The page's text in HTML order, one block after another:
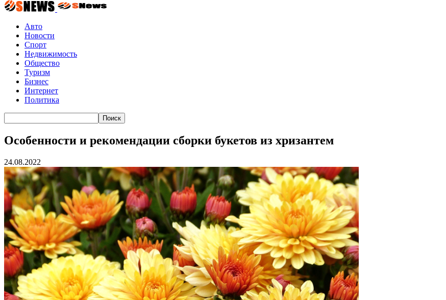
Авто
Новости
Спорт
Недвижимость
Общество
Туризм
Бизнес
Интернет
Политика
Особенности и рекомендации сборки букетов из хризантем
24.08.2022